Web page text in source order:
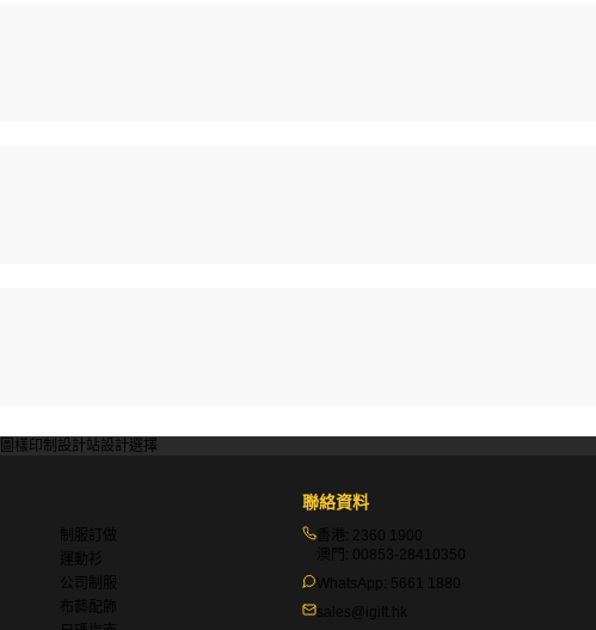
圖樣印制 設計站設計選擇
制服訂做
運動衫
公司制服
布藝配飾
聯絡資料
香港: 2360 1900
澳門: 00853-28410350
WhatsApp: 5661 1880
sales@igift.hk